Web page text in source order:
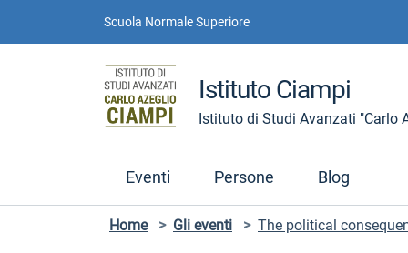
Scuola Normale Superiore
Istituto Ciampi
Istituto di Studi Avanzati "Carlo
Eventi Persone Blog
Home > Gli eventi > The political